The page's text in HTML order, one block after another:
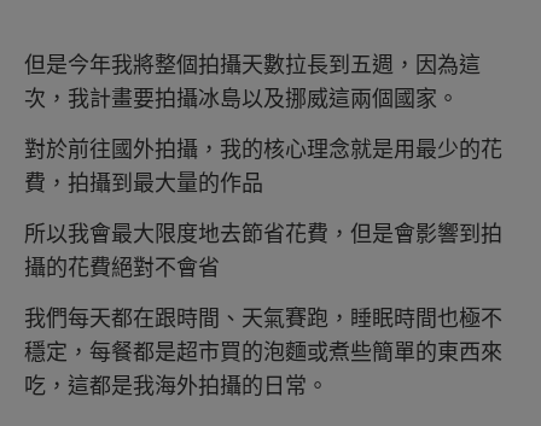
但是今年我將整個拍攝天數拉長到五週，因為這
次，我計畫要拍攝冰島以及挪威這兩個國家。
對於前往國外拍攝，我的核心理念就是用最少的花
費，拍攝到最大量的作品
所以我會最大限度地去節省花費，但是會影響到拍
攝的花費絕對不會省
我們每天都在跟時間、天氣賽跑，睡眠時間也極不
穩定，每餐都是超市買的泡麵或煮些簡單的東西來
吃，這都是我海外拍攝的日常。